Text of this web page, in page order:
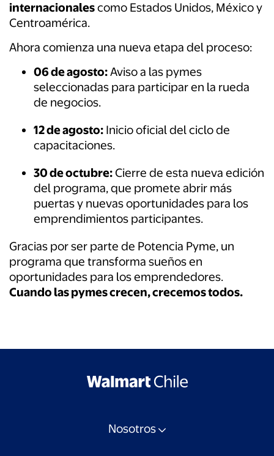
internacionalescomo Estados Unidos, México y
Centroamérica.
Ahora comienza una nueva etapa del proceso:
06 de agosto:Aviso a las pymes
seleccionadas para participar en la rueda
de negocios.
12 de agosto: Inicio oficial del ciclo de
capacitaciones.
30 de octubre:Cierre de esta nueva edición
del programa, que promete abrir más
puertas y nuevas oportunidades para los
emprendimientos participantes.
Gracias por ser parte de Potencia Pyme, un
programa que transforma sueños en
oportunidades para los emprendedores.
Cuando las pymes crecen, crecemos todos.
Nosotros